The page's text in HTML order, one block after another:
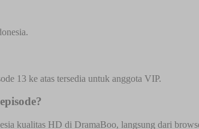
13 ke atas tersedia untuk anggota VIP.
kualitas HD di DramaBoo, langsung dari